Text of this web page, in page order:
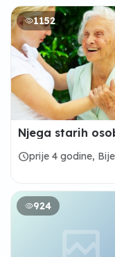
1152
Njega starih
scheduleprije 4 godine,
924